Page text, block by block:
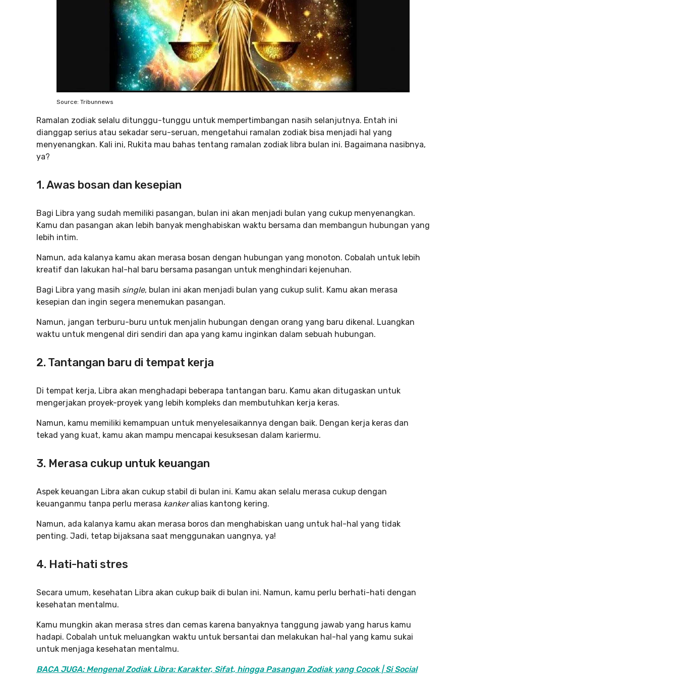
Source: Tribunnews
Ramalan zodiak selalu ditunggu-tunggu untuk mempertimbangan nasih selanjutnya. Entah ini
dianggap serius atau sekadar seru-seruan, mengetahui ramalan zodiak bisa menjadi hal yang
menyenangkan. Kali ini, Rukita mau bahas tentang ramalan zodiak libra bulan ini. Bagaimana nasibnya,
ya?
1. Awas bosan dan kesepian
Bagi Libra yang sudah memiliki pasangan, bulan ini akan menjadi bulan yang cukup menyenangkan.
Kamu dan pasangan akan lebih banyak menghabiskan waktu bersama dan membangun hubungan yang
lebih intim.
Namun, ada kalanya kamu akan merasa bosan dengan hubungan yang monoton. Cobalah untuk lebih
kreatif dan lakukan hal-hal baru bersama pasangan untuk menghindari kejenuhan.
Bagi Libra yang masih single, bulan ini akan menjadi bulan yang cukup sulit. Kamu akan merasa
kesepian dan ingin segera menemukan pasangan.
Namun, jangan terburu-buru untuk menjalin hubungan dengan orang yang baru dikenal. Luangkan
waktu untuk mengenal diri sendiri dan apa yang kamu inginkan dalam sebuah hubungan.
2. Tantangan baru di tempat kerja
Di tempat kerja, Libra akan menghadapi beberapa tantangan baru. Kamu akan ditugaskan untuk
mengerjakan proyek-proyek yang lebih kompleks dan membutuhkan kerja keras.
Namun, kamu memiliki kemampuan untuk menyelesaikannya dengan baik. Dengan kerja keras dan
tekad yang kuat, kamu akan mampu mencapai kesuksesan dalam kariermu.
3. Merasa cukup untuk keuangan
Aspek keuangan Libra akan cukup stabil di bulan ini. Kamu akan selalu merasa cukup dengan
keuanganmu tanpa perlu merasa kankeralias kantong kering.
Namun, ada kalanya kamu akan merasa boros dan menghabiskan uang untuk hal-hal yang tidak
penting. Jadi, tetap bijaksana saat menggunakan uangnya, ya!
4. Hati-hati stres
Secara umum, kesehatan Libra akan cukup baik di bulan ini. Namun, kamu perlu berhati-hati dengan
kesehatan mentalmu.
Kamu mungkin akan merasa stres dan cemas karena banyaknya tanggung jawab yang harus kamu
hadapi. Cobalah untuk meluangkan waktu untuk bersantai dan melakukan hal-hal yang kamu sukai
untuk menjaga kesehatan mentalmu.
BACA JUGA: Mengenal Zodiak Libra: Karakter, Sifat, hingga Pasangan Zodiak yang Cocok | Si Social